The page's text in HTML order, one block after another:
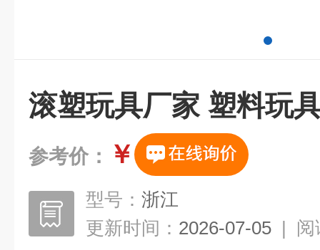
滚塑玩具厂家 塑料玩
参考价： ￥
型号： 浙江
更新时间： 2026-07-05 | 阅